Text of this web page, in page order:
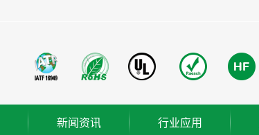
新闻资讯
行业应用